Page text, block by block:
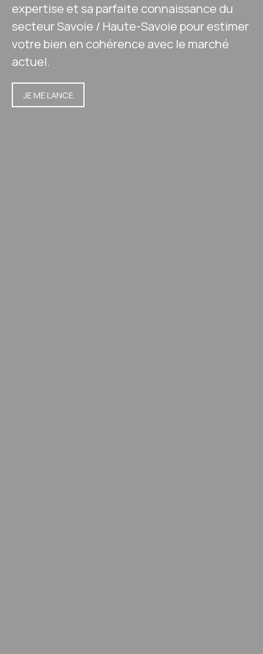
expertise et sa parfaite connaissance du
secteur Savoie / Haute-Savoie pour estimer
votre bien en cohérence avec le marché
actuel.
JE ME LANCE